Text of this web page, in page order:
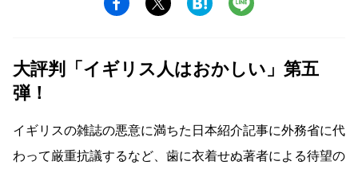
大評判「イギリス人はおかしい」第五
弾！
イギリスの雑誌の悪意に満ちた日本紹介記事に外務省に代
わって厳重抗議するなど、歯に衣着せぬ著者による待望の